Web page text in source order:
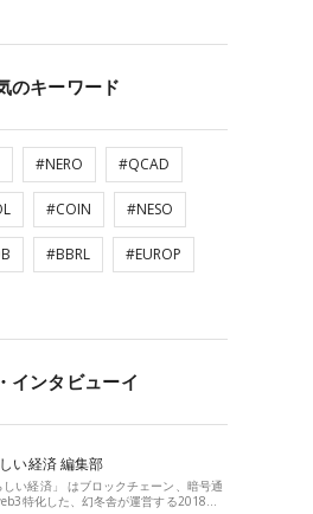
のキーワード
#NERO #QCAD
#COIN #NESO
#BBRL #EUROP
インタビューイ
い経済 編集部
しい経済」 はブロックチェーン、暗号通
特化した、幻冬舎が運営する2018…